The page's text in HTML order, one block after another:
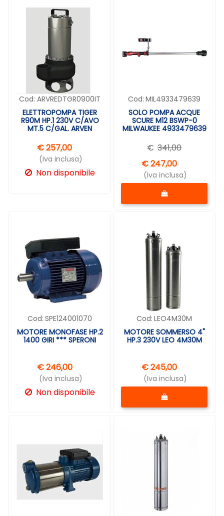
Cod: ARVREDTGR0900IT
ELETTROPOMPA TIGER
R90M HP.1 230V C/AVO
MT.5 C/GAL. ARVEN
€ 257,00
(Iva inclusa)
Non disponibile
Cod: MIL4933479639
SOLO POMPA ACQUE
SCURE M12 BSWP-0
MILWAUKEE 4933479639
€ 341,00
€ 247,00
(Iva inclusa)
Quantità
Cod: SPE124001070
MOTORE MONOFASE HP.2
1400 GIRI *** SPERONI
€ 246,00
(Iva inclusa)
Non disponibile
Cod: LEO4M30M
MOTORE SOMMERSO 4"
HP.3 230V LEO 4M30M
€ 245,00
(Iva inclusa)
Quantità